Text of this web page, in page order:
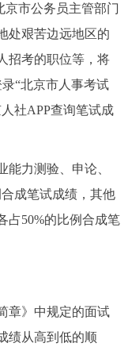
市公务员主管部门
处艰苦边远地区的
招考的职位等，将
“北京市人事考试
社APP查询笔试成
力测验、申论、
成笔试成绩，其他
占50%的比例合成笔
》中规定的面试
绩从高到低的顺